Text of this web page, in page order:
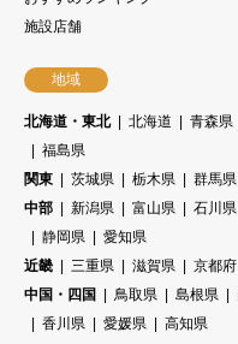
施設店舗
地域
北海道・東北 北海道 青森県
福島県
関東
茨城県 栃木県 群馬県
中部
新潟県 富山県 石川県
静岡県
愛知県
近畿
三重県 滋賀県 京都府
中国・四国
鳥取県 島根県
香川県
愛媛県 高知県